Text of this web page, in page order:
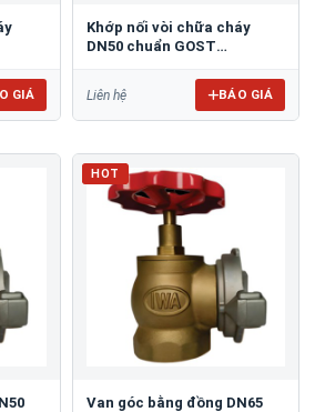
GIÁ
Khớp nối vòi chữa cháy
DN50 chuẩn GOST
Liên hệ BÁO GIÁ
HOT
Van góc bằng đồng DN65